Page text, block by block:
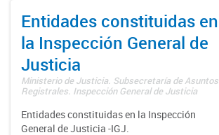
Entidades constituidas en
la Inspección General de
Justicia
Ministerio de Justicia. Subsecretaría de Asuntos
Registrales. Inspección General de Justicia
Entidades constituidas en la Inspección
General de Justicia -IGJ.